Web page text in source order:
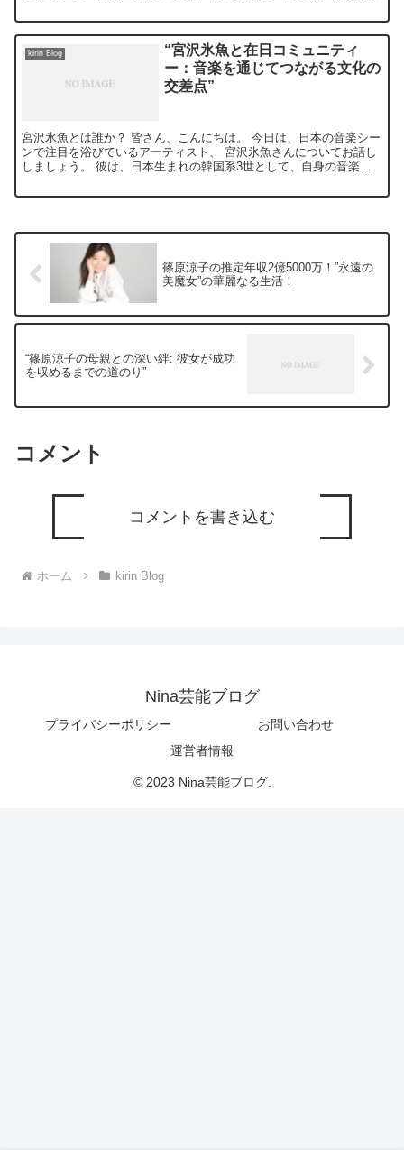
kirin Blog
“宮沢氷魚と在日コミュニティ
ー：音楽を通じてつながる文化の
交差点”
宮沢氷魚とは誰か？ 皆さん、こんにちは。 今日は、日本の音楽シー
ンで注目を浴びているアーティスト、 宮沢氷魚さんについてお話し
しましょう。 彼は、日本生まれの韓国系3世として、自身の音楽を
篠原涼子の推定年収2億5000万！”永遠の
美魔女”の華麗なる生活！
“篠原涼子の母親との深い絆: 彼女が成功
を収めるまでの道のり”
コメント
コメントを書き込む
ホーム kirin Blog
Nina芸能ブログ
プライバシーポリシー
お問い合わせ
運営者情報
© 2023 Nina芸能ブログ.